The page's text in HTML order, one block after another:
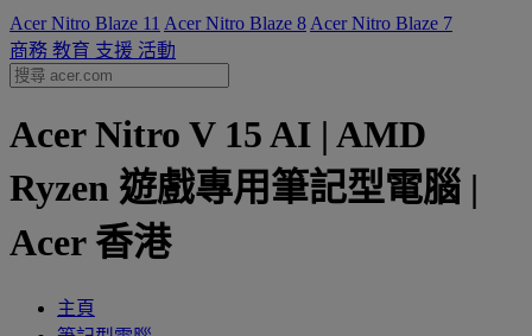
Acer Nitro Blaze 11 Acer Nitro Blaze 8 Acer Nitro Blaze 7
商務 教育 支援 活動
Acer Nitro V 15 AI | AMD
Ryzen 遊戲專用筆記型電腦 |
Acer 香港
主頁